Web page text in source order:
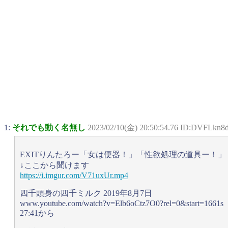
1: それでも動く名無し 2023/02/10(金) 20:50:54.76
EXITりんたろー「女は便器！」「性欲処理の道具ー！」
↓ここから聞けます
https://i.imgur.com/V71uxUr.mp4
四千頭身の四千ミルク 2019年8月7日
www.youtube.com/watch?v=Elb6oCtz7O0?rel=0&start=1661s
27:41から